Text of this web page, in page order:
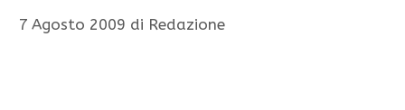
7 Agosto 2009 di Redazione